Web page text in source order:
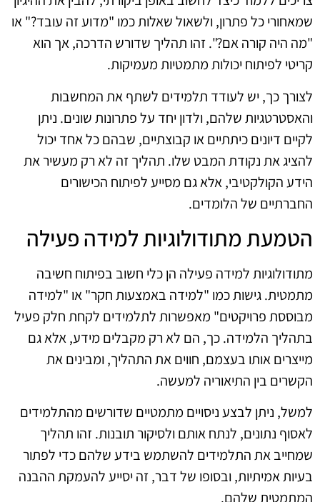
שמאחורי כל פתרון, ולשאול שאלות כמו "מדוע זה עובד?" או
"מה היה קורה אם?". זהו תהליך שדורש הדרכה, אך הוא
קריטי לפיתוח יכולות מתמטיות מעמיקות.
לצורך כך, יש לעודד תלמידים לשתף את המחשבות
והאסטרטגיות שלהם, ולדון יחד על פתרונות שונים. ניתן
לקיים דיונים כיתתיים או קבוצתיים, שבהם כל אחד יכול
להציג את נקודת המבט שלו. תהליך זה לא רק מעשיר את
הידע הקולקטיבי, אלא גם מסייע לפיתוח הכישורים
החברתיים של הלומדים.
הטמעת מתודולוגיות למידה פעילה
מתודולוגיות למידה פעילה הן כלי חשוב בפיתוח חשיבה
מתמטית. גישות כמו "למידה באמצעות חקר" או "למידה
מבוססת פרויקטים" מאפשרות לתלמידים לקחת חלק פעיל
בתהליך הלמידה. כך, הם לא רק מקבלים מידע, אלא גם
מייצרים אותו בעצמם, חווים את התהליך, ומבינים את
הקשרים בין התיאוריה למעשה.
למשל, ניתן לבצע ניסויים מתמטיים שדורשים מהתלמידים
לאסוף נתונים, לנתח אותם ולסיקור תובנות. זהו תהליך
שמחייב את התלמידים להשתמש בידע שלהם כדי לפתור
בעיות אמיתיות, ובסופו של דבר, זה יסייע להעמקת ההבנה
המתמטית שלהם.